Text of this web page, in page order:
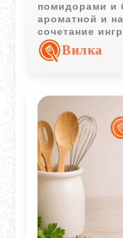
помидорами и
ароматной и
сочетание
хорошим
Вилка